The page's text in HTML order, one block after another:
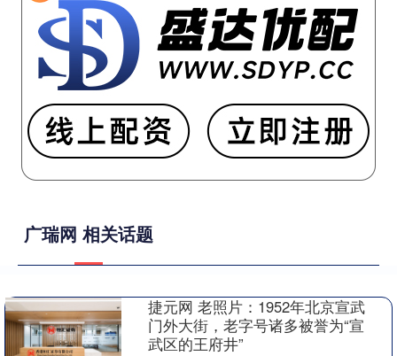
广瑞网 相关话题
捷元网 老照片：1952年北京宣武
门外大街，老字号诸多被誉为“宣
武区的王府井”